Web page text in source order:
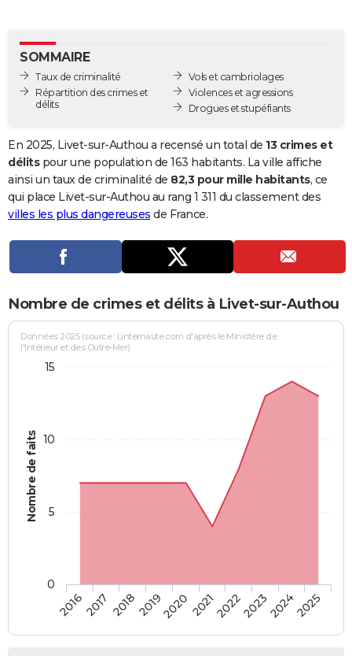
GUIDES D'ACHAT
BONS PLANS
Carte de Noël
Carte Bonne année
Carte Saint-Valentin
Carte Pâques
Carte d'anniversaire
DICTIONNAIRE
Dictionnaire
Biographies
Citations
Expressions
Proverbes
PROGRAMME TV
COPAINS D'AVANT
S'inscrire
Se connecter
Lycées
Collèges
Primaires
Universités
Entreprises
Service militaire
Avis de recherche
AVIS DE DÉCÈS
FORUM
Bricolage
Lifestyle
Culture
Sport
Auto
Television
Voyage
Cinema
SOMMAIRE
Taux de criminalité
Répartition des crimes et
délits
Vols et cambriolages
Violences et agressions
Drogues et stupéfiants
En 2025, Livet-sur-Authou a recensé un total de 13 crimes et
délitspour une population de 163 habitants. La ville affiche
ainsi un taux de criminalité de 82,3 pour mille habitants, ce
qui place Livet-sur-Authou au rang 1 311 du classement des
villes les plus dangereuses de France.
Nombre de crimes et délits à Livet-sur-Authou
Nombre de faits
Données 2025 (source : Linternaute.com d'après le Ministère de
l'Intérieur et des Outre-Mer)
20162017 20182019202020212022202320242025
0
5
10
15